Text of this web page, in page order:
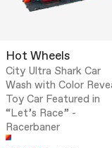
Hot Wheels
City Ultra Shark Car
Wash with Color
Toy Car Featured in
“Let’s Race” -
Racerbaner